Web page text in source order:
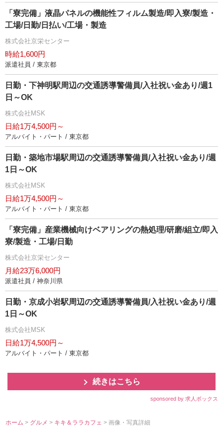
「寮完備」液晶パネルの機能性フィルム製造/即入寮/製造・
工場/日勤/日払い/工場・製造
株式会社京栄センター
時給1,600円
派遣社員 / 東京都
日勤・下神明駅周辺の交通誘導警備員/入社祝い金あり/週1
日～OK
株式会社MSK
日給1万4,500円～
アルバイト・パート / 東京都
日勤・築地市場駅周辺の交通誘導警備員/入社祝い金あり/週
1日～OK
株式会社MSK
日給1万4,500円～
アルバイト・パート / 東京都
「寮完備」産業機械向けベアリングの熱処理/研磨/組立/即入
寮/製造・工場/日勤
株式会社京栄センター
月給23万6,000円
派遣社員 / 神奈川県
日勤・京成小岩駅周辺の交通誘導警備員/入社祝い金あり/週
1日～OK
株式会社MSK
日給1万4,500円～
アルバイト・パート / 東京都
続きはこちら
sponsored by 求人ボックス
ホーム > グルメ> キキ＆ララカフェ> 画像・写真詳細